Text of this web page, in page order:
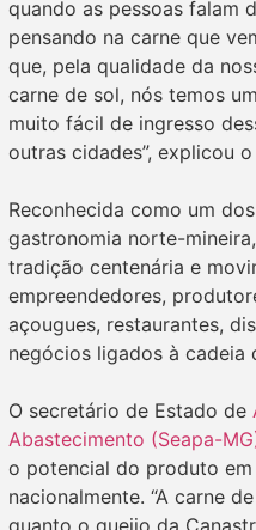
quando as pessoas falam
pensando na carne que
que, pela qualidade da
carne de sol, nós temos
muito fácil de ingresso
outras cidades”, explicou
Reconhecida como um
gastronomia norte-
tradição centenária e
empreendedores,
açougues, restaurantes,
negócios ligados à cadeia
O secretário de Estado de
Abastecimento (Seapa-
o potencial do produto
nacionalmente. “A carne
quanto o queijo da